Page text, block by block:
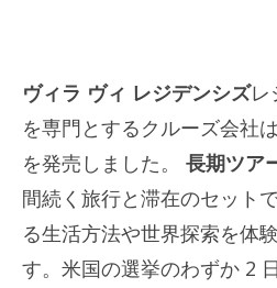
ヴィラ ヴィ レジデンシズレ
を専門とするクルーズ会社
を発売しました。
長期ツア
間続く旅行と滞在のセット
る生活方法や世界探索を体
す。米国の選挙のわずか 2